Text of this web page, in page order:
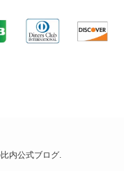
内公式ブログ.